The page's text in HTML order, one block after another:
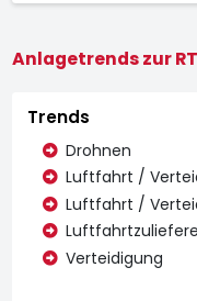
Anlagetrends zur
Trends
Drohnen
Luftfahrt /
Luftfahrt /
Verteidigung